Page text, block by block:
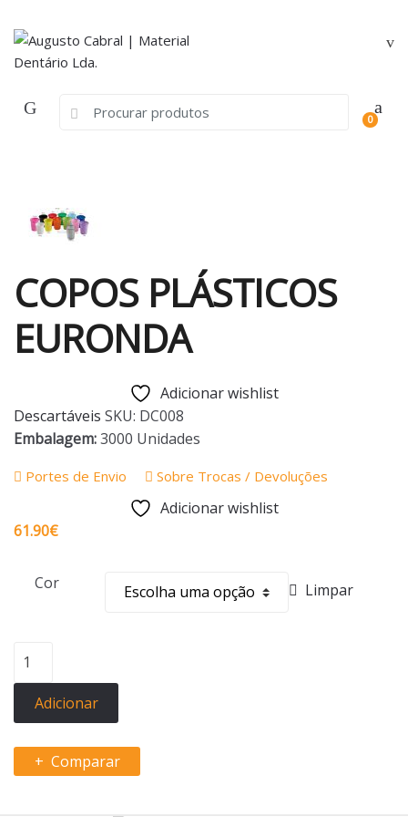
navigation
content
Search
0
COPOS PLÁSTICOS
EURONDA
Adicionar wishlist
Descartáveis SKU: DC008
Embalagem:3000 Unidades
Portes de Envio Sobre Trocas / Devoluções
Adicionar wishlist
61.90€
Cor Limpar
Quantidade
de
COPOS
PLÁSTICOS
EURONDA
Adicionar
Comparar